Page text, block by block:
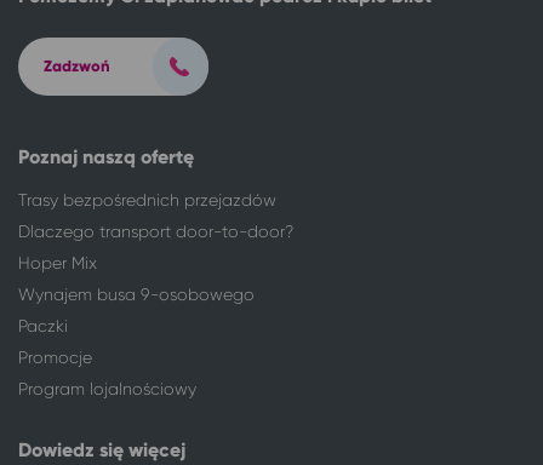
Poznań
Sarbinowo gm. Mielno
Poznań
Świeradów-Zdrój
Poznań
Dąbki, gm. Darłowo
Poznań
Jelenia Góra
Poznań
Ciechocinek
Poznań
Poznań
Wieniec Zdrój
Poznań
Poznań
Poznań
Mielno
Poznań
Koszalin
Poznaj naszą ofertę
Trasy bezpośrednich przejazdów
Dlaczego transport door-to-door?
Hoper Mix
Wynajem busa 9-osobowego
Paczki
Promocje
Program lojalnościowy
Dowiedz się więcej
Zadzwoń